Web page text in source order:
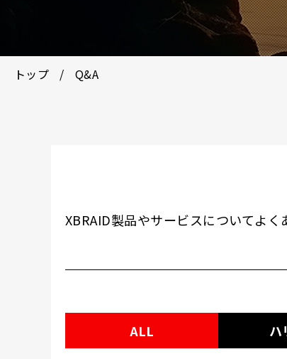
トップ Q&A
XBRAID製品やサービスについてよく
ALL ハ